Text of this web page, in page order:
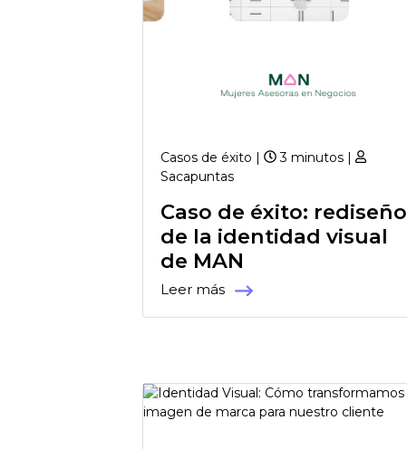
Casos de éxito |
3 minutos |
Sacapuntas
Caso de éxito: rediseño
de la identidad visual
de MAN
Leer más